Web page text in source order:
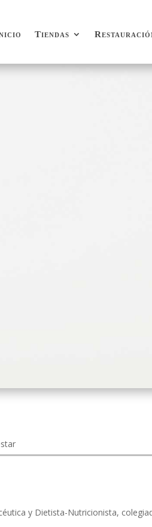
Tiendas
Tiendas
y Dietista-Nutricionista,